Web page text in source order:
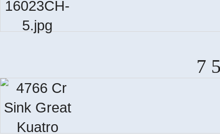
7